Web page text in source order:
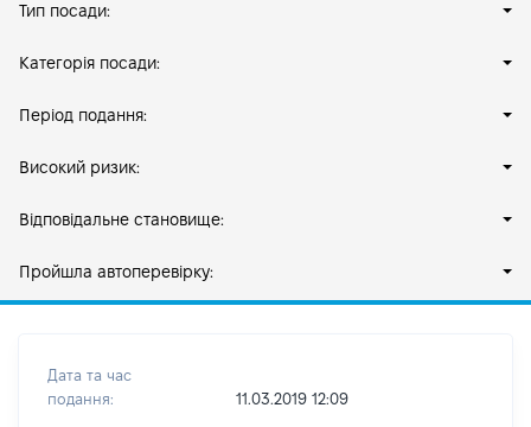
Тип посади:
Категорія посади:
Період подання:
Високий ризик:
Відповідальне становище:
Пройшла автоперевірку:
Дата та час
подання:
11.03.2019 12:09